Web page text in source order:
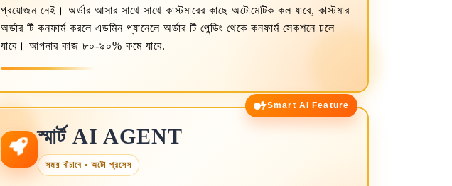
প্রয়োজন নেই। অর্ডার আসার সাথে সাথে কাস্টমারের কাছে অটোমেটিক কল যাবে, কাস্টমার
অর্ডার টি কনফার্ম করলে এডমিন প্যানেলে অর্ডার টি পেন্ডিং থেকে কনফার্ম সেকশনে চলে
যাবে। আপনার কাজ ৮০-৯০% কমে যাবে.
Smart AI Feature
স্মার্ট AI AGENT
সময় বাঁচাবে • অটো প্রসেস